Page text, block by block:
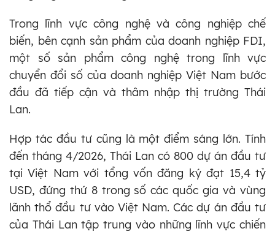
Trong lĩnh vực công nghệ và công nghiệp chế
biến, bên cạnh sản phẩm của doanh nghiệp FDI,
một số sản phẩm công nghệ trong lĩnh vực
chuyển đổi số của doanh nghiệp Việt Nam bước
đầu đã tiếp cận và thâm nhập thị trường Thái
Lan.
Hợp tác đầu tư cũng là một điểm sáng lớn. Tính
đến tháng 4/2026, Thái Lan có 800 dự án đầu tư
tại Việt Nam với tổng vốn đăng ký đạt 15,4 tỷ
USD, đứng thứ 8 trong số các quốc gia và vùng
lãnh thổ đầu tư vào Việt Nam. Các dự án đầu tư
của Thái Lan tập trung vào những lĩnh vực chiến